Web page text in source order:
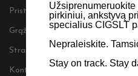
Pristatymas
Grąžinimas
Straipsniai Apie
Kontaktai
pirkiniui, ankstyvą
specialius CIGSLT
Nepraleiskite.
Stay on track. Stay